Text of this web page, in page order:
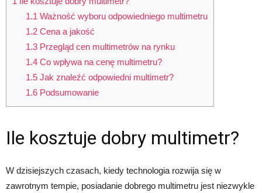
1.1 Ważność wyboru odpowiedniego multimetru
1.2Cena a jakość
1.3Przegląd cen multimetrów na rynku
1.4Co wpływa na cenę multimetru?
1.5Jak znaleźć odpowiedni multimetr?
1.6Podsumowanie
Ile kosztuje dobry multimetr?
W dzisiejszych czasach, kiedy technologia rozwija się w
zawrotnym tempie, posiadanie dobrego multimetru jest niezwykle